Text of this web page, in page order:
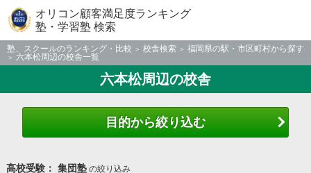
オリコン顧客満足度ランキング
塾・学習塾 検索
塾、スクールのランキング・比較 校舎検索
福岡県の駅・市区町村から探す
六本松周辺の校舎一覧
六本松周辺の校舎
目的から絞り込む
高校受験： 集団塾の絞り込み